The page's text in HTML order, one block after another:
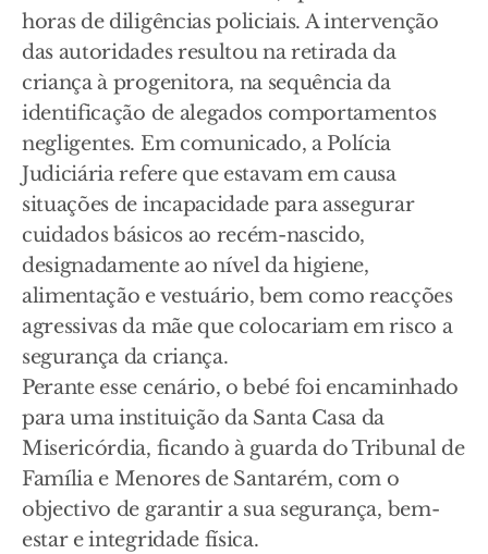
horas de diligências policiais. A intervenção
das autoridades resultou na retirada da
criança à progenitora, na sequência da
identificação de alegados comportamentos
negligentes. Em comunicado, a Polícia
Judiciária refere que estavam em causa
situações de incapacidade para assegurar
cuidados básicos ao recém-nascido,
designadamente ao nível da higiene,
alimentação e vestuário, bem como reacções
agressivas da mãe que colocariam em risco a
segurança da criança.
Perante esse cenário, o bebé foi encaminhado
para uma instituição da Santa Casa da
Misericórdia, ficando à guarda do Tribunal de
Família e Menores de Santarém, com o
objectivo de garantir a sua segurança, bem-
estar e integridade física.